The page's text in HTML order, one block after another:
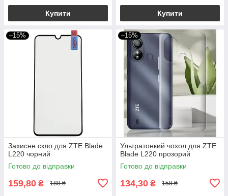
Купити Купити
–15%
Захисне скло для ZTE Blade
L220 чорний
Готово до відправки
159,80 ₴ 188 ₴
–15%
Ультратонкий чохол для ZTE
Blade L220 прозорий
Готово до відправки
134,30 ₴ 158 ₴